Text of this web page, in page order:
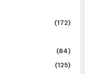
(172)
(84)
(125)